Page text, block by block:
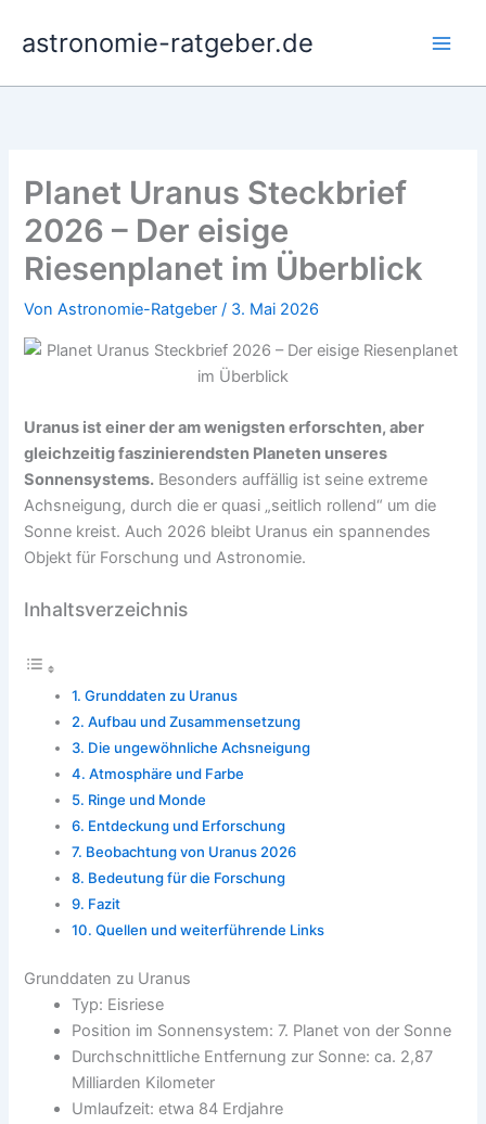
Inhaltastronomie-ratgeber.de
Planet Uranus Steckbrief
2026 – Der eisige
Riesenplanet im Überblick
VonAstronomie-Ratgeber/ 3. Mai 2026
Uranus ist einer der am wenigsten erforschten, aber
gleichzeitig faszinierendsten Planeten unseres
Sonnensystems. Besonders auffällig ist seine extreme
Achsneigung, durch die er quasi „seitlich rollend“ um die
Sonne kreist. Auch 2026 bleibt Uranus ein spannendes
Objekt für Forschung und Astronomie.
Inhaltsverzeichnis
Grunddaten zu Uranus
Aufbau und Zusammensetzung
Die ungewöhnliche Achsneigung
Atmosphäre und Farbe
Ringe und Monde
Entdeckung und Erforschung
Beobachtung von Uranus 2026
Bedeutung für die Forschung
Fazit
Quellen und weiterführende Links
Grunddaten zu Uranus
Typ: Eisriese
Position im Sonnensystem: 7. Planet von der Sonne
Durchschnittliche Entfernung zur Sonne: ca. 2,87
Milliarden Kilometer
Umlaufzeit: etwa 84 Erdjahre